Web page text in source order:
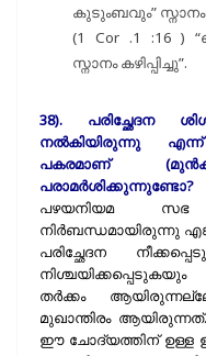
കുടുംബവും”
(1 Cor .1 :16 )
സ്നാനം കഴിപ്പിച്ചു”.
38). പരിച്ഛേദന
നൽകിയിരുന്നു എന്ന്
പകരമാണ്
പരാമർശിക്കുന്നുണ്ടോ?
പഴയനിയമ സഭ
നിർബന്ധമായിരുന്നു
പരിച്ഛേദന
തർക്കം
മുഖാന്തിരം
ഈ ചോദ്യത്തിന് ഉള്ള